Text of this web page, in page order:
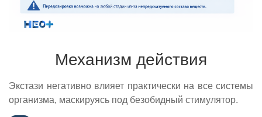
Механизм действия
Экстази негативно влияет практически на все системы
организма, маскируясь под безобидный стимулятор.